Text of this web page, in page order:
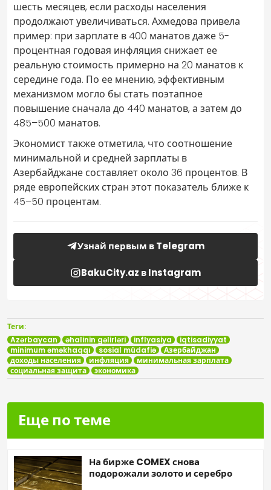
шесть месяцев, если расходы населения
продолжают увеличиваться. Ахмедова привела
пример: при зарплате в 400 манатов даже 5-
процентная годовая инфляция снижает ее
реальную стоимость примерно на 20 манатов к
середине года. По ее мнению, эффективным
механизмом могло бы стать поэтапное
повышение сначала до 440 манатов, а затем до
485–500 манатов.
Экономист также отметила, что соотношение
минимальной и средней зарплаты в
Азербайджане составляет около 36 процентов. В
ряде европейских стран этот показатель ближе к
45–50 процентам.
Узнай первым в Telegram
BakuCity.az в Instagram
Теги:
Azərbaycan
əhalinin gəlirləri inflyasiya
iqtisadiyyat
minimum əməkhaqqı
sosial müdafiə
Азербайджан
доходы населения
инфляция
минимальная зарплата
социальная защита
экономика
Еще по теме
На бирже COMEX снова
подорожали золото и серебро